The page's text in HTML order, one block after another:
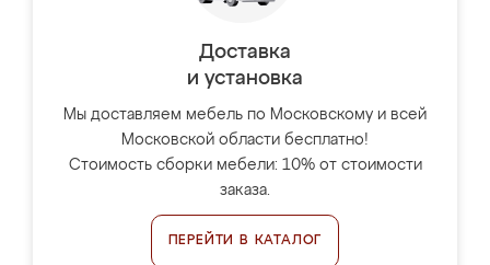
Доставка
и установка
Мы доставляем мебель по Московскому и всей
Московской области бесплатно!
Стоимость сборки мебели: 10% от стоимости
заказа.
ПЕРЕЙТИ В КАТАЛОГ